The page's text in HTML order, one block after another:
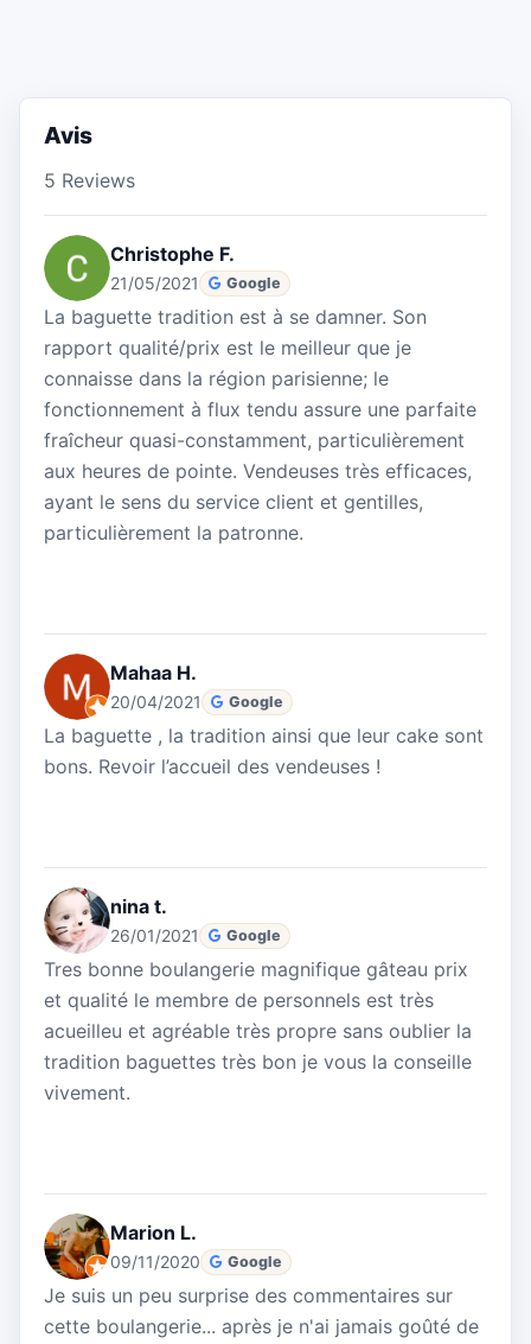
Avis
5 Reviews
Christophe F.
21/05/2021 Google
La baguette tradition est à se damner. Son
rapport qualité/prix est le meilleur que je
connaisse dans la région parisienne; le
fonctionnement à flux tendu assure une parfaite
fraîcheur quasi-constamment, particulièrement
aux heures de pointe. Vendeuses très efficaces,
ayant le sens du service client et gentilles,
particulièrement la patronne.
Mahaa H.
20/04/2021 Google
La baguette , la tradition ainsi que leur cake sont
bons. Revoir l’accueil des vendeuses !
nina t.
26/01/2021 Google
Tres bonne boulangerie magnifique gâteau prix
et qualité le membre de personnels est très
acueilleu et agréable très propre sans oublier la
tradition baguettes très bon je vous la conseille
vivement.
Marion L.
09/11/2020 Google
Je suis un peu surprise des commentaires sur
cette boulangerie... après je n'ai jamais goûté de